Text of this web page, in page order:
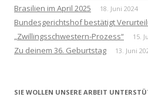
Brasilien im April 2025
18. Juni 2024
Bundesgerichtshof bestätigt
„Zwillingsschwestern-Prozess“
15.
Zu deinem 36. Geburtstag 13. Juni
SIE WOLLEN UNSERE ARBEIT